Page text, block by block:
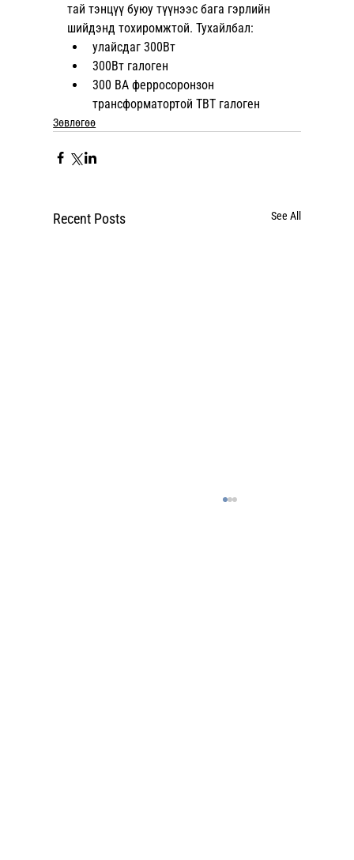
тай тэнцүү буюу түүнээс бага гэрлийн
шийдэнд тохиромжтой. Тухайлбал:
улайсдаг 300Вт
300Вт галоген
300 ВА ферросоронзон
трансформатортой TBT галоген
Зөвлөгөө
Recent Posts See All